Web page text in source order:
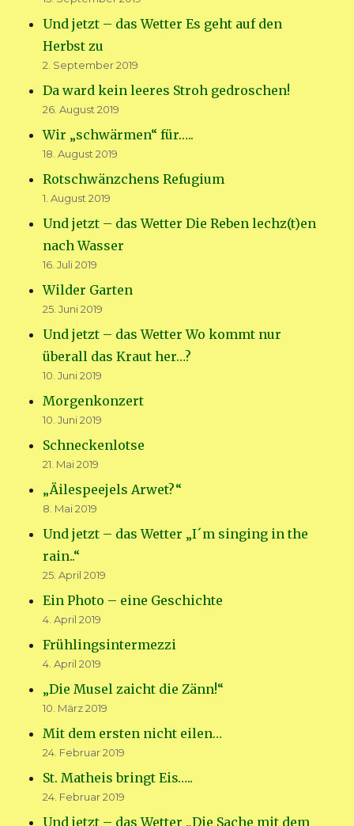
Und jetzt – das Wetter Es geht auf den
Herbst zu
2. September 2019
Da ward kein leeres Stroh gedroschen!
26. August 2019
Wir „schwärmen“ für…..
18. August 2019
Rotschwänzchens Refugium
1. August 2019
Und jetzt – das Wetter Die Reben lechz(t)en
nach Wasser
16. Juli 2019
Wilder Garten
25. Juni 2019
Und jetzt – das Wetter Wo kommt nur
überall das Kraut her…?
10. Juni 2019
Morgenkonzert
10. Juni 2019
Schneckenlotse
21. Mai 2019
„Äilespeejels Arwet?“
8. Mai 2019
Und jetzt – das Wetter „I´m singing in the
rain..“
25. April 2019
Ein Photo – eine Geschichte
4. April 2019
Frühlingsintermezzi
4. April 2019
„Die Musel zaicht die Zänn!“
10. März 2019
Mit dem ersten nicht eilen…
24. Februar 2019
St. Matheis bringt Eis…..
24. Februar 2019
Und jetzt – das Wetter „Die Sache mit dem